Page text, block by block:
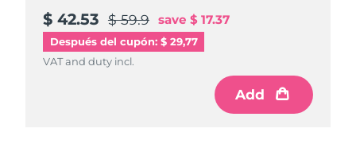
$ 42.53 $ 59.9 save $ 17.37
Después del cupón: $ 29,77
VAT and duty incl.
Add